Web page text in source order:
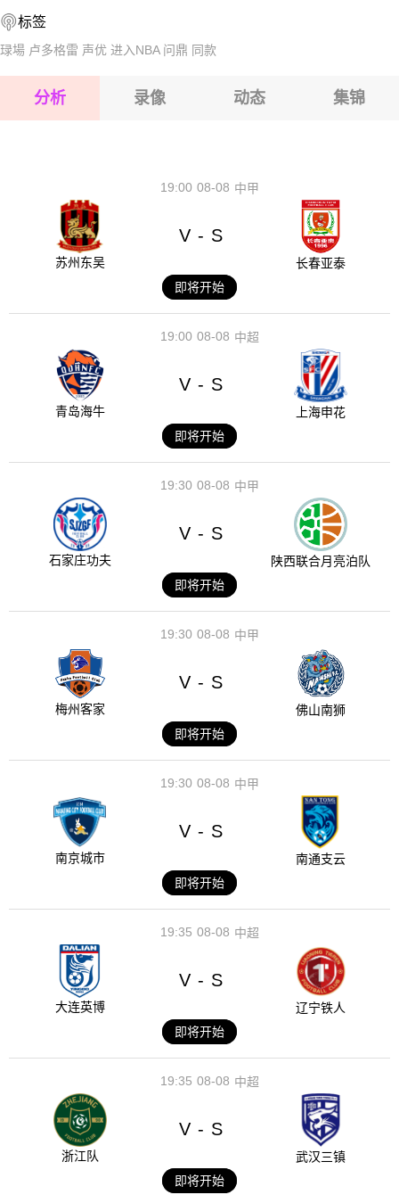
2026-08-16 【球会友谊】 汉诺威96VS凤凰吕贝克
标签
琭場 卢多格雷 声优 进入NBA 问鼎 同款
分析 录像 动态 集锦
08-08
19:00 中甲
苏州东吴
V - S
长春亚泰
即将开始
08-08
19:00 中超
青岛海牛
V - S
上海申花
即将开始
08-08
19:30 中甲
石家庄功夫
V - S
陕西联合月亮泊队
即将开始
08-08
19:30 中甲
梅州客家
V - S
佛山南狮
即将开始
08-08
19:30 中甲
南京城市
V - S
南通支云
即将开始
08-08
19:35 中超
大连英博
V - S
辽宁铁人
即将开始
08-08
19:35 中超
浙江队
V - S
武汉三镇
即将开始